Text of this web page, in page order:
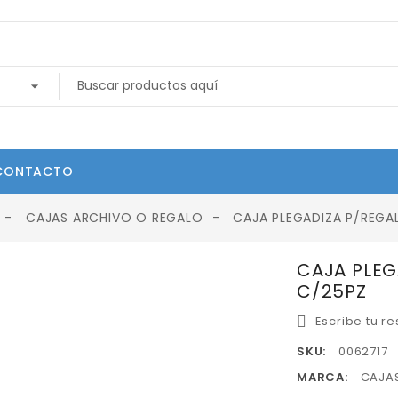
CAJAS ARCHIVO O REGALO CAJA PLEGADIZA P/
CAJA
C/25PZ
Escribe tu
SKU:
0062717
MARCA: